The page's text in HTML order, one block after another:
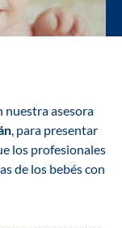
nuestra asesora
, para presentar
los profesionales
de los bebés con